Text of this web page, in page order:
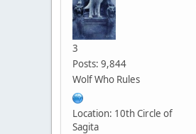
3
Posts: 9,844
Wolf Who Rules
Location: 10th Circle of
Sagita